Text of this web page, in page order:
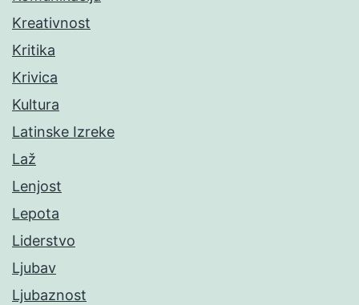
Kreativnost
Kritika
Krivica
Kultura
Latinske Izreke
Laž
Lenjost
Lepota
Liderstvo
Ljubav
Ljubaznost